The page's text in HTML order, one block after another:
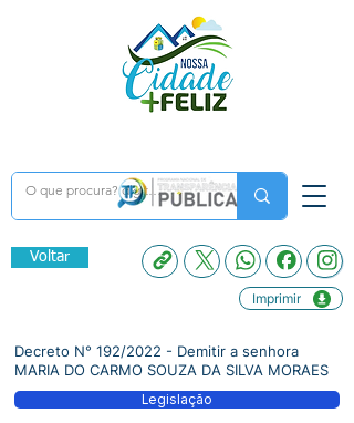
Voltar
Imprimir
Decreto N° 192/2022 - Demitir a senhora
MARIA DO CARMO SOUZA DA SILVA MORAES
Legislação